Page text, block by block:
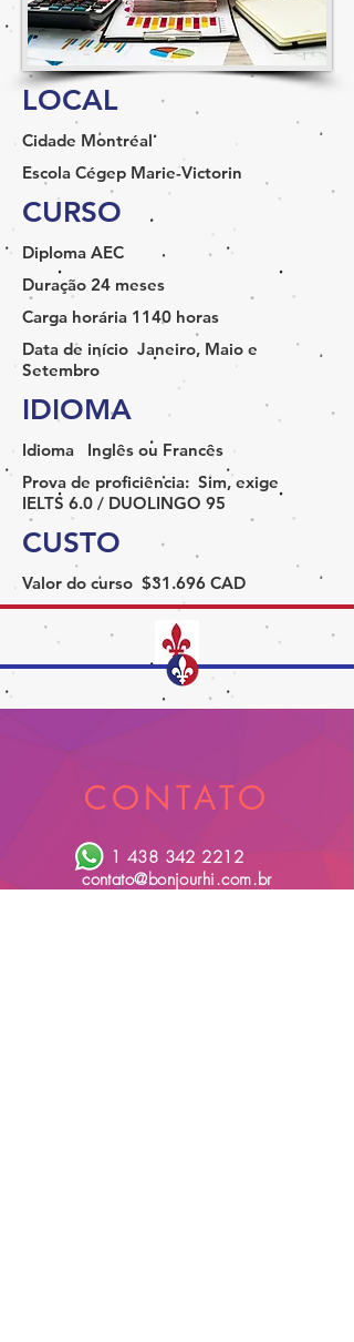
LOCAL
Cidade Montréal
Escola Cégep Marie-Victorin
CURSO
Diploma AEC
Duração 24 meses
Carga horária 1140 horas
Data de início Janeiro, Maio e
Setembro
IDIOMA
Idioma
Inglês ou Francês
Prova de proficiência: Sim, exige
IELTS 6.0 / DUOLINGO 95
CUSTO
Valor do curso $31.696 CAD
CONTATO
1 438 342 2212
contato@bonjourhi.com.br